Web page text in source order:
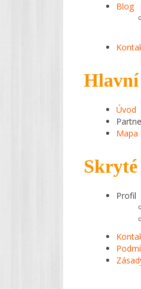
Blog
Hlavní
Úvod
Mapa
Profil